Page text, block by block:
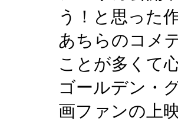
う！と思った
あちらのコメ
ことが多くて
ゴールデン・
画ファンの上